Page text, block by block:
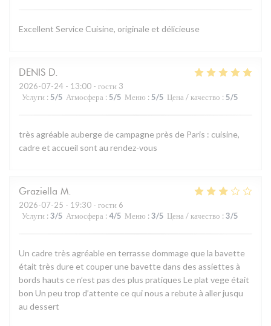
Excellent Service Cuisine, originale et délicieuse
DENIS D
2026-07-24 - 13:00 - гости 3
Услуги : 5/5 Атмосфера : 5/5 Меню : 5/5 Цена / качество : 5/5
très agréable auberge de campagne près de Paris : cuisine,
cadre et accueil sont au rendez-vous
Graziella M
2026-07-25 - 19:30 - гости 6
Услуги : 3/5 Атмосфера : 4/5 Меню : 3/5 Цена / качество : 3/5
Un cadre très agréable en terrasse dommage que la bavette
était très dure et couper une bavette dans des assiettes à
bords hauts ce n’est pas des plus pratiques Le plat vege était
bon Un peu trop d’attente ce qui nous a rebute à aller jusqu
au dessert